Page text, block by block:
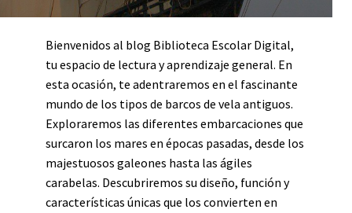
Bienvenidos al blog Biblioteca Escolar Digital,
tu espacio de lectura y aprendizaje general. En
esta ocasión, te adentraremos en el fascinante
mundo de los tipos de barcos de vela antiguos.
Exploraremos las diferentes embarcaciones que
surcaron los mares en épocas pasadas, desde los
majestuosos galeones hasta las ágiles
carabelas. Descubriremos su diseño, función y
características únicas que los convierten en